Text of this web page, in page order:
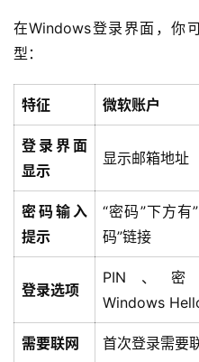
在Windows登录界面，你
型：
特征 微软账户
登录界面
显示
显示邮箱地址
密码输入
提示
“密码”下方有
码”链接
登录选项
PIN、密
Windows
需要联网 首次登录需要